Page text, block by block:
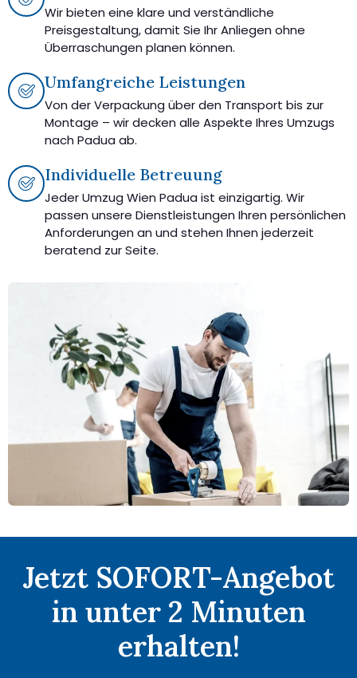
Wir bieten eine klare und verständliche
Preisgestaltung, damit Sie Ihr Anliegen ohne
Überraschungen planen können.
Umfangreiche Leistungen
Von der Verpackung über den Transport bis zur
Montage – wir decken alle Aspekte Ihres Umzugs
nach Padua ab.
Individuelle Betreuung
Jeder Umzug Wien Padua ist einzigartig. Wir
passen unsere Dienstleistungen Ihren persönlichen
Anforderungen an und stehen Ihnen jederzeit
beratend zur Seite.
Jetzt SOFORT-Angebot
in unter 2 Minuten
erhalten!